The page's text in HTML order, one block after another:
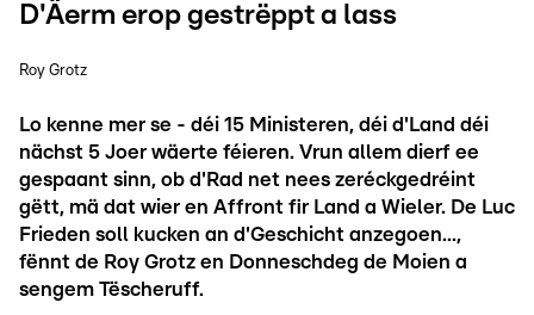
D'Äerm erop gestrëppt a lass
Roy Grotz
Lo kenne mer se - déi 15 Ministeren, déi d'Land déi
nächst 5 Joer wäerte féieren. Vrun allem dierf ee
gespaant sinn, ob d'Rad net nees zeréckgedréint
gëtt, mä dat wier en Affront fir Land a Wieler. De Luc
Frieden soll kucken an d'Geschicht anzegoen...,
fënnt de Roy Grotz en Donneschdeg de Moien a
sengem Tëscheruff.